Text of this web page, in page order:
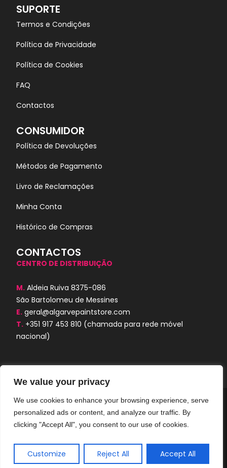
We value your privacy
We use cookies to enhance your browsing experience, serve
personalized ads or content, and analyze our traffic. By
clicking "Accept All", you consent to our use of cookies.
Customize Reject All Accept All
SUPORTE
Termos e Condições
Política de Privacidade
Política de Cookies
FAQ
Contactos
CONSUMIDOR
Política de Devoluções
Métodos de Pagamento
Livro de Reclamações
Minha Conta
Histórico de Compras
CONTACTOS
CENTRO DE DISTRIBUIÇÃO
M. Aldeia Ruiva 8375-086
São Bartolomeu de Messines
E. geral@algarvepaintstore.com
T. +351 917 453 810 (chamada para rede móvel
nacional)
Algarve Paint Store © 2024. Todos os
direitos reservados. Desenvolvido por
AORUBRO.PT